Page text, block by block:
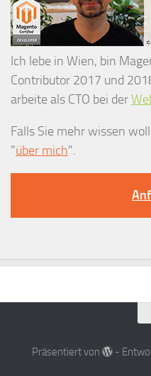
Ich lebe in Wien, bin
Contributor 2017 und
arbeite als CTO bei der
Falls Sie mehr wissen
"über mich".
Präsentiert von -